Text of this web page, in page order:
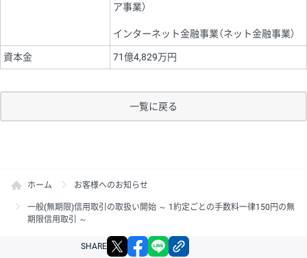
ア事業）
インターネット金融事業（ネット金融事業）
資本金 71億4,829万円
一覧に戻る
ホーム お客様へのお知らせ
一般(無期限)信用取引の取扱い開始 ～ 1約定ごとの手数料一律150円の無
期限信用取引 ～
SHARE X facebook